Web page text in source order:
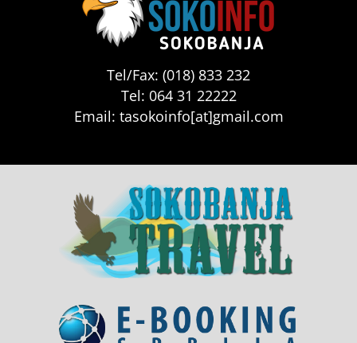
Tel/Fax: (018) 833 232
Tel: 064 31 22222
Email: tasokoinfo[at]gmail.com